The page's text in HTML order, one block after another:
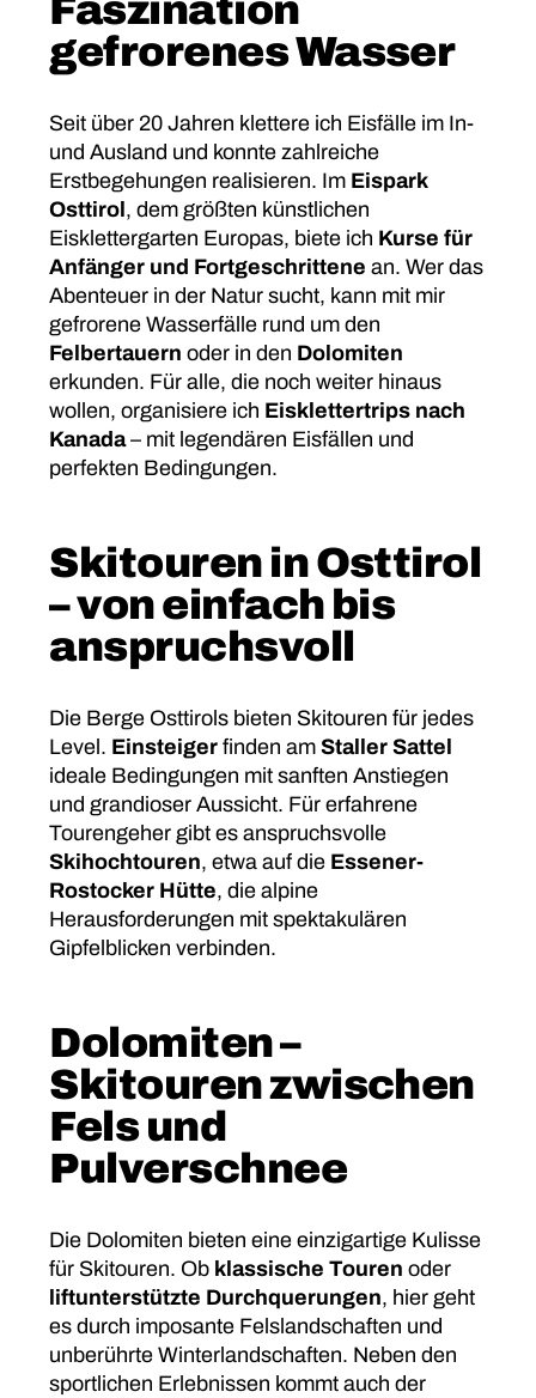
Faszination
gefrorenes Wasser
Seit über 20 Jahren klettere ich Eisfälle im In-
und Ausland und konnte zahlreiche
Erstbegehungen realisieren. Im Eispark
Osttirol , dem größten künstlichen
Eisklettergarten Europas, biete ich Kurse für
Anfänger und Fortgeschrittene an. Wer das
Abenteuer in der Natur sucht, kann mit mir
gefrorene Wasserfälle rund um den
Felbertauern oder in den Dolomiten
erkunden. Für alle, die noch weiter hinaus
wollen, organisiere ich Eisklettertrips nach
Kanada– mit legendären Eisfällen und
perfekten Bedingungen.
Skitouren in Osttirol
– von einfach bis
anspruchsvoll
Die Berge Osttirols bieten Skitouren für jedes
Level. Einsteiger finden amStaller Sattel
ideale Bedingungen mit sanften Anstiegen
und grandioser Aussicht. Für erfahrene
Tourengeher gibt es anspruchsvolle
Skihochtouren, etwa auf die Essener-
Rostocker Hütte, die alpine
Herausforderungen mit spektakulären
Gipfelblicken verbinden.
Dolomiten –
Skitouren zwischen
Fels und
Pulverschnee
Die Dolomiten bieten eine einzigartige Kulisse
für Skitouren. Ob klassische Touren oder
liftunterstützte Durchquerungen, hier geht
es durch imposante Felslandschaften und
unberührte Winterlandschaften. Neben den
sportlichen Erlebnissen kommt auch der